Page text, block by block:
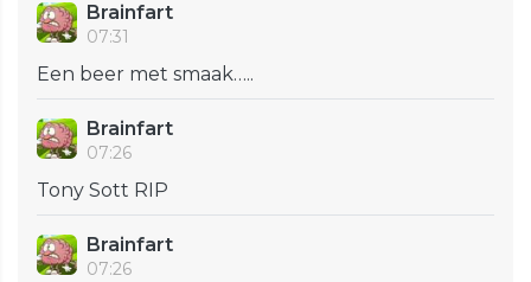
Brainfart
07:31
Een beer met smaak…..
Brainfart
07:26
Tony Sott RIP
Brainfart
07:26